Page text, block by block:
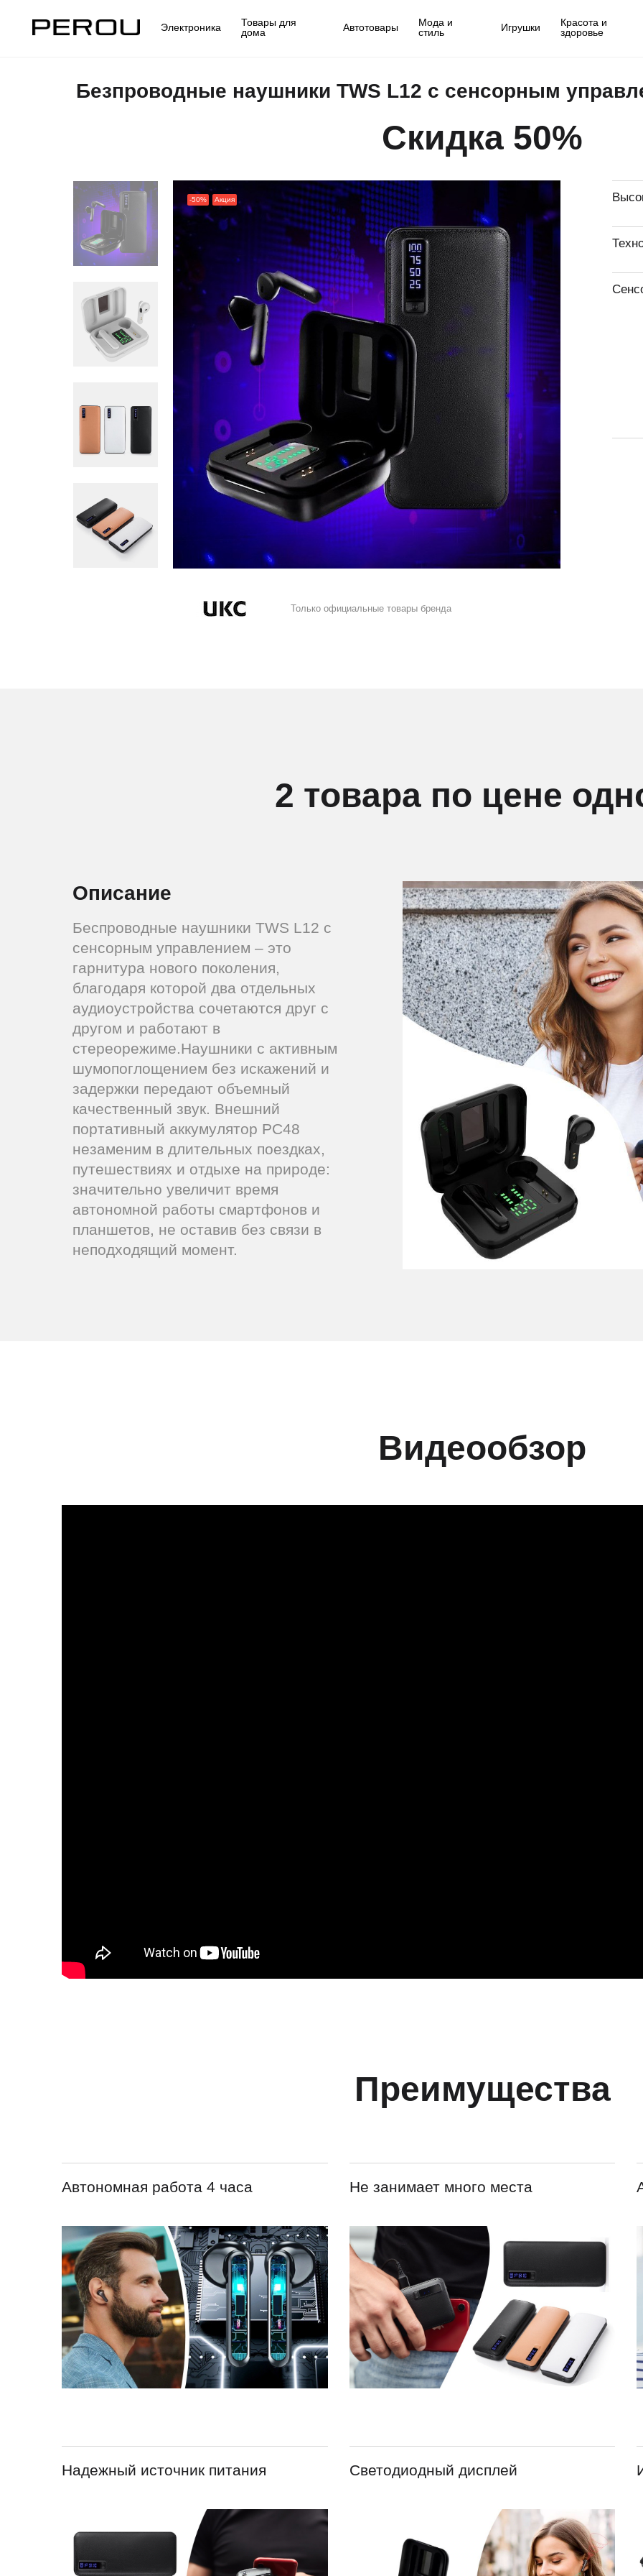
Электроника Товары для
дома Автотовары Мода и
стиль Игрушки Красота и
здоровье
Безпроводные наушники TWS L12 с сенсорным
Скидка 50%
-50% Акция
Только официальные товары бренда
2 товара по цене
Описание
Беспроводные наушники TWS L12 с
сенсорным управлением – это
гарнитура нового поколения,
благодаря которой два отдельных
аудиоустройства сочетаются друг с
другом и работают в
стереорежиме.Наушники с активным
шумопоглощением без искажений и
задержки передают объемный
качественный звук. Внешний
портативный аккумулятор PC48
незаменим в длительных поездках,
путешествиях и отдыхе на природе:
значительно увеличит время
автономной работы смартфонов и
планшетов, не оставив без связи в
неподходящий момент.
Видеообзор
Преимущества
Автономная работа 4 часа Не занимает много места
Надежный источник питания Светодиодный дисплей